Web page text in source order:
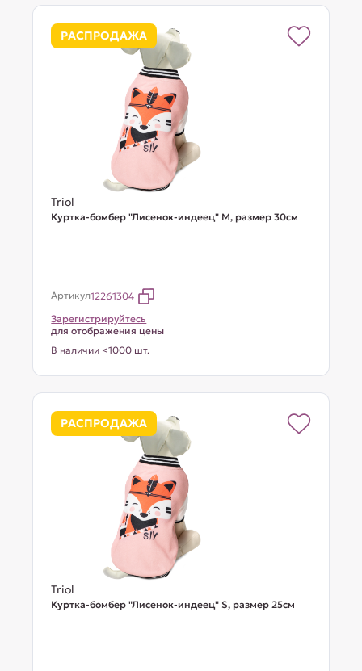
РАСПРОДАЖА
Triol
Куртка-бомбер "Лисенок-индеец" M, размер 30см
Артикул12261304
Зарегистрируйтесь
для отображения цены
В наличии <1000 шт.
РАСПРОДАЖА
Triol
Куртка-бомбер "Лисенок-индеец" S, размер 25см